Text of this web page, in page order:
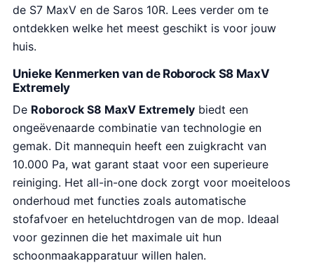
de S7 MaxV en de Saros 10R. Lees verder om te
ontdekken welke het meest geschikt is voor jouw
huis.
Unieke Kenmerken van de Roborock S8 MaxV
Extremely
De Roborock S8 MaxV Extremely biedt een
ongeëvenaarde combinatie van technologie en
gemak. Dit mannequin heeft een zuigkracht van
10.000 Pa, wat garant staat voor een superieure
reiniging. Het all-in-one dock zorgt voor moeiteloos
onderhoud met functies zoals automatische
stofafvoer en heteluchtdrogen van de mop. Ideaal
voor gezinnen die het maximale uit hun
schoonmaakapparatuur willen halen.